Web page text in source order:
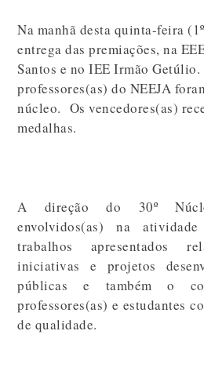
Na manhã desta quinta-feira
entrega das premiações, na
Santos e no IEE Irmão Getúlio.
professores(as) do NEEJA
núcleo. Os vencedores(as)
medalhas.
A direção do 30º
envolvidos(as) na
trabalhos apresentados
iniciativas e projetos
públicas e também o
professores(as) e estudantes
de qualidade.